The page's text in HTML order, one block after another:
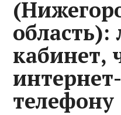
кабинет,
телефону